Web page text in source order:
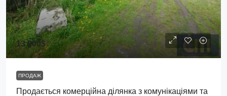
13 900$
ПРОДАЖ
Продається комерційна ділянка з комунікаціями та